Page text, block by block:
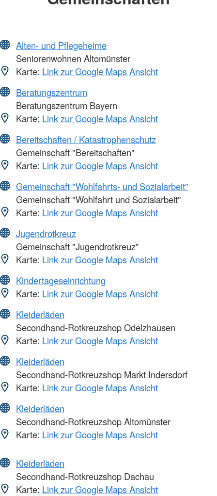
Alten- und Pflegeheime
Seniorenwohnen Altomünster
Karte: Link zur Google Maps Ansicht
Beratungszentrum
Beratungszentrum Bayern
Karte: Link zur Google Maps Ansicht
Bereitschaften / Katastrophenschutz
Gemeinschaft "Bereitschaften"
Karte: Link zur Google Maps Ansicht
Gemeinschaft "Wohlfahrts- und Sozialarbeit"
Gemeinschaft "Wohlfahrt und Sozialarbeit"
Karte: Link zur Google Maps Ansicht
Jugendrotkreuz
Gemeinschaft "Jugendrotkreuz"
Karte: Link zur Google Maps Ansicht
Kindertageseinrichtung
Karte: Link zur Google Maps Ansicht
Kleiderläden
Secondhand-Rotkreuzshop Odelzhausen
Karte: Link zur Google Maps Ansicht
Kleiderläden
Secondhand-Rotkreuzshop Markt Indersdorf
Karte: Link zur Google Maps Ansicht
Kleiderläden
Secondhand-Rotkreuzshop Altomünster
Karte: Link zur Google Maps Ansicht
Kleiderläden
Secondhand-Rotkreuzshop Dachau
Karte: Link zur Google Maps Ansicht